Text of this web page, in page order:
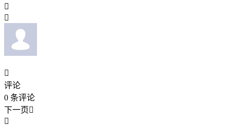



评论
0 条评论
下一页
